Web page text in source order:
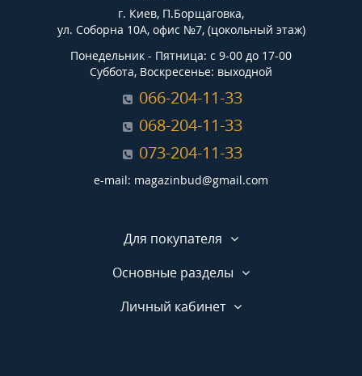
г. Киев, П.Борщаговка,
ул. Соборна 10А, офис №7, (цокольный этаж)
Понедельник - Пятница: с 9-00 до 17-00
Суббота, Воскресенье: выходной
066-204-11-33
068-204-11-33
073-204-11-33
e-mail: magazinbud@gmail.com
Для покупателя
Основные разделы
Личный кабинет